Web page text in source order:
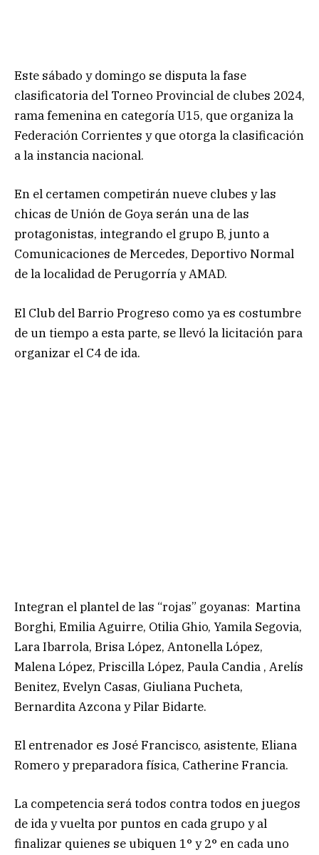
Este sábado y domingo se disputa la fase
clasificatoria del Torneo Provincial de clubes 2024,
rama femenina en categoría U15, que organiza la
Federación Corrientes y que otorga la clasificación
a la instancia nacional.
En el certamen competirán nueve clubes y las
chicas de Unión de Goya serán una de las
protagonistas, integrando el grupo B, junto a
Comunicaciones de Mercedes, Deportivo Normal
de la localidad de Perugorría y AMAD.
El Club del Barrio Progreso como ya es costumbre
de un tiempo a esta parte, se llevó la licitación para
organizar el C4 de ida.
Integran el plantel de las “rojas” goyanas: Martina
Borghi, Emilia Aguirre, Otilia Ghio, Yamila Segovia,
Lara Ibarrola, Brisa López, Antonella López,
Malena López, Priscilla López, Paula Candia , Arelís
Benitez, Evelyn Casas, Giuliana Pucheta,
Bernardita Azcona y Pilar Bidarte.
El entrenador es José Francisco, asistente, Eliana
Romero y preparadora física, Catherine Francia.
La competencia será todos contra todos en juegos
de ida y vuelta por puntos en cada grupo y al
finalizar quienes se ubiquen 1° y 2° en cada uno